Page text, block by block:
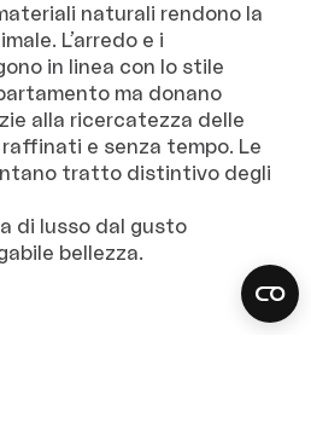
naturali rendono la
L’arredo e i
in linea con lo stile
ma donano
alla ricercatezza delle
e senza tempo. Le
tratto distintivo degli
di lusso dal gusto
bellezza.